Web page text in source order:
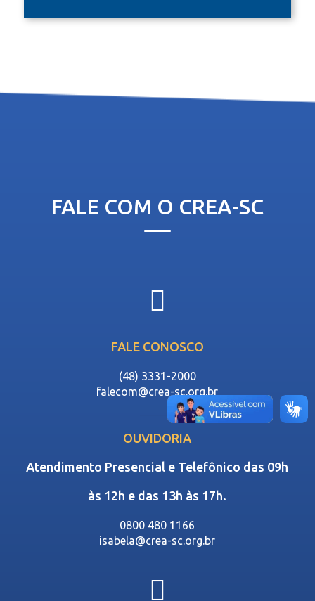
FALE COM O CREA-SC
FALE CONOSCO
(48) 3331-2000
falecom@crea-sc.org.br
OUVIDORIA
Atendimento Presencial e Telefônico das 09h
às 12h e das 13h às 17h.
0800 480 1166
isabela@crea-sc.org.br